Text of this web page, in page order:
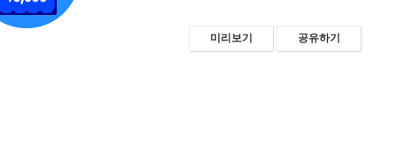
미리보기 공유하기